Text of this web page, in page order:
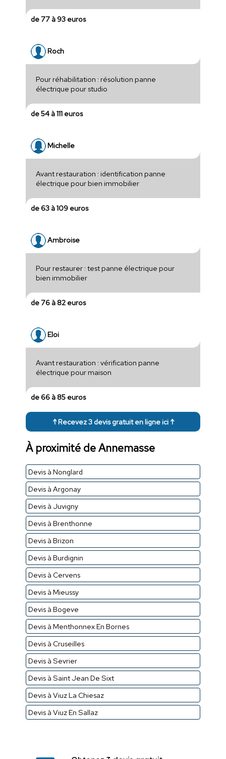
de 77 à 93 euros
Roch
Pour réhabilitation : résolution panne
électrique pour studio
de 54 à 111 euros
Michelle
Avant restauration : identification panne
électrique pour bien immobilier
de 63 à 109 euros
Ambroise
Pour restaurer : test panne électrique pour
bien immobilier
de 76 à 82 euros
Eloi
Avant restauration : vérification panne
électrique pour maison
de 66 à 85 euros
↑ Recevez 3 devis gratuit en ligne ici ↑
À proximité de Annemasse
Devis à Nonglard
Devis à Argonay
Devis à Juvigny
Devis à Brenthonne
Devis à Brizon
Devis à Burdignin
Devis à Cervens
Devis à Mieussy
Devis à Bogeve
Devis à Menthonnex En Bornes
Devis à Cruseilles
Devis à Sevrier
Devis à Saint Jean De Sixt
Devis à Viuz La Chiesaz
Devis à Viuz En Sallaz